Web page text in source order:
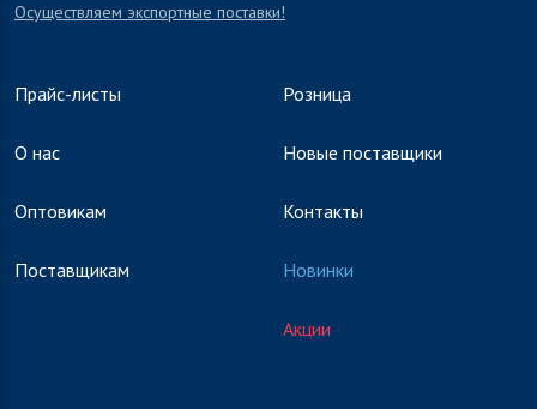
Осуществляем экспортные поставки!
Прайс-листы
О нас
Оптовикам
Поставщикам
Розница
Новые поставщики
Контакты
Новинки
Акции